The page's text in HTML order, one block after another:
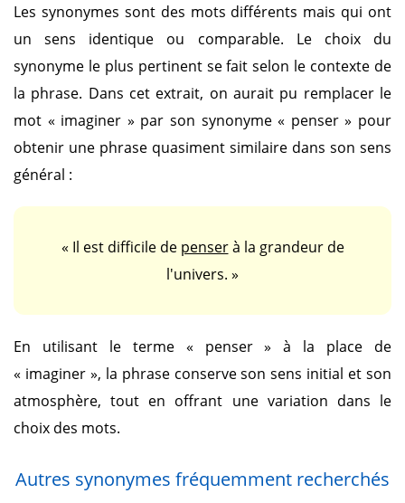
Les synonymes sont des mots différents mais qui ont
un sens identique ou comparable. Le choix du
synonyme le plus pertinent se fait selon le contexte de
la phrase. Dans cet extrait, on aurait pu remplacer le
mot « imaginer » par son synonyme« penser » pour
obtenir une phrase quasiment similaire dans son sens
général :
« Il est difficile de penserà la grandeur de
l'univers. »
En utilisant le terme « penser » à la place de
« imaginer », la phrase conserve son sens initial et son
atmosphère, tout en offrant une variation dans le
choix des mots.
Autres synonymes fréquemment recherchés